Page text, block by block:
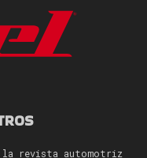
la revista automotriz